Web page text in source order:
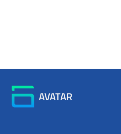
AVATAR